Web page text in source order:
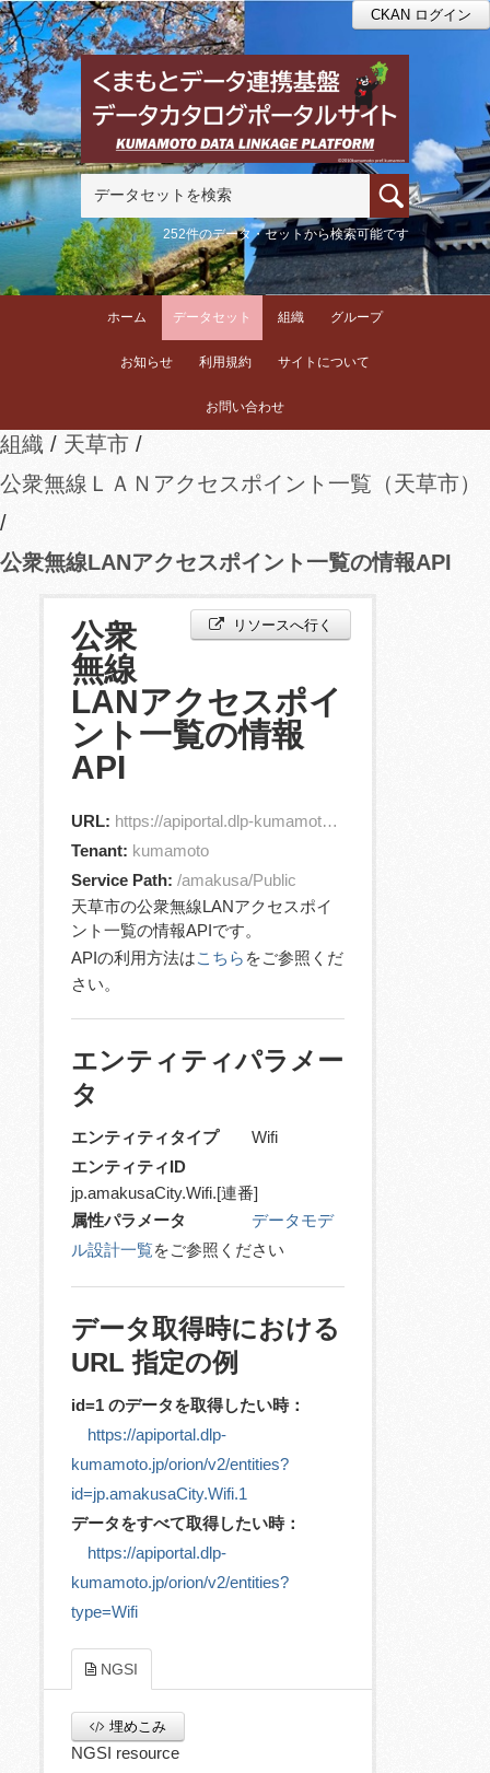
CKAN ログイン
252件のデータ・セットから検索可能です
ホーム データセット 組織 グループ
お知らせ 利用規約 サイトについて
お問い合わせ
組織
天草市
公衆無線ＬＡＮアクセスポイント一覧（天草市）
公衆無線LANアクセスポイント一覧の情報API
リソースへ行く
公衆
無線
LANアクセスポイ
ント一覧の情報
API
URL: https://apiportal.dlp-kumamoto.jp/orion/v2/entities?id=jp.amakusaCity.Wifi.1
Tenant: kumamoto
Service Path: /amakusa/Public
天草市の公衆無線LANアクセスポイ
ント一覧の情報APIです。
APIの利用方法はこちら をご参照くだ
さい。
エンティティパラメー
タ
エンティティタイプWifi
エンティティID
jp.amakusaCity.Wifi.[連番]
属性パラメータ
データモデ
ル設計一覧をご参照ください
データ取得時における
URL 指定の例
id=1 のデータを取得したい時：
https://apiportal.dlp-
kumamoto.jp/orion/v2/entities?
id=jp.amakusaCity.Wifi.1
データをすべて取得したい時：
https://apiportal.dlp-
kumamoto.jp/orion/v2/entities?
type=Wifi
NGSI
埋めこみ
NGSI resource